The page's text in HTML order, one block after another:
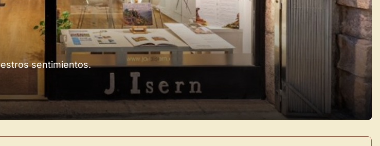
sentimientos.